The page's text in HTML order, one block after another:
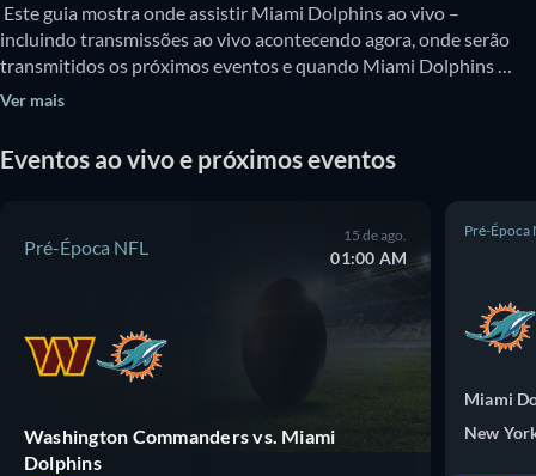
Este guia mostra onde assistir Miami Dolphins ao vivo –
incluindo transmissões ao vivo acontecendo agora, onde serão
transmitidos os próximos eventos e quando Miami Dolphins
estará disponível para assistir na TV. Você também pode
Ver mais
Eventos ao vivo e próximos eventos
Pré-Época NFL
15 de ago.
01:00 AM
Washington Commanders vs. Miami
Dolphins
Pré-Época
Miami
New